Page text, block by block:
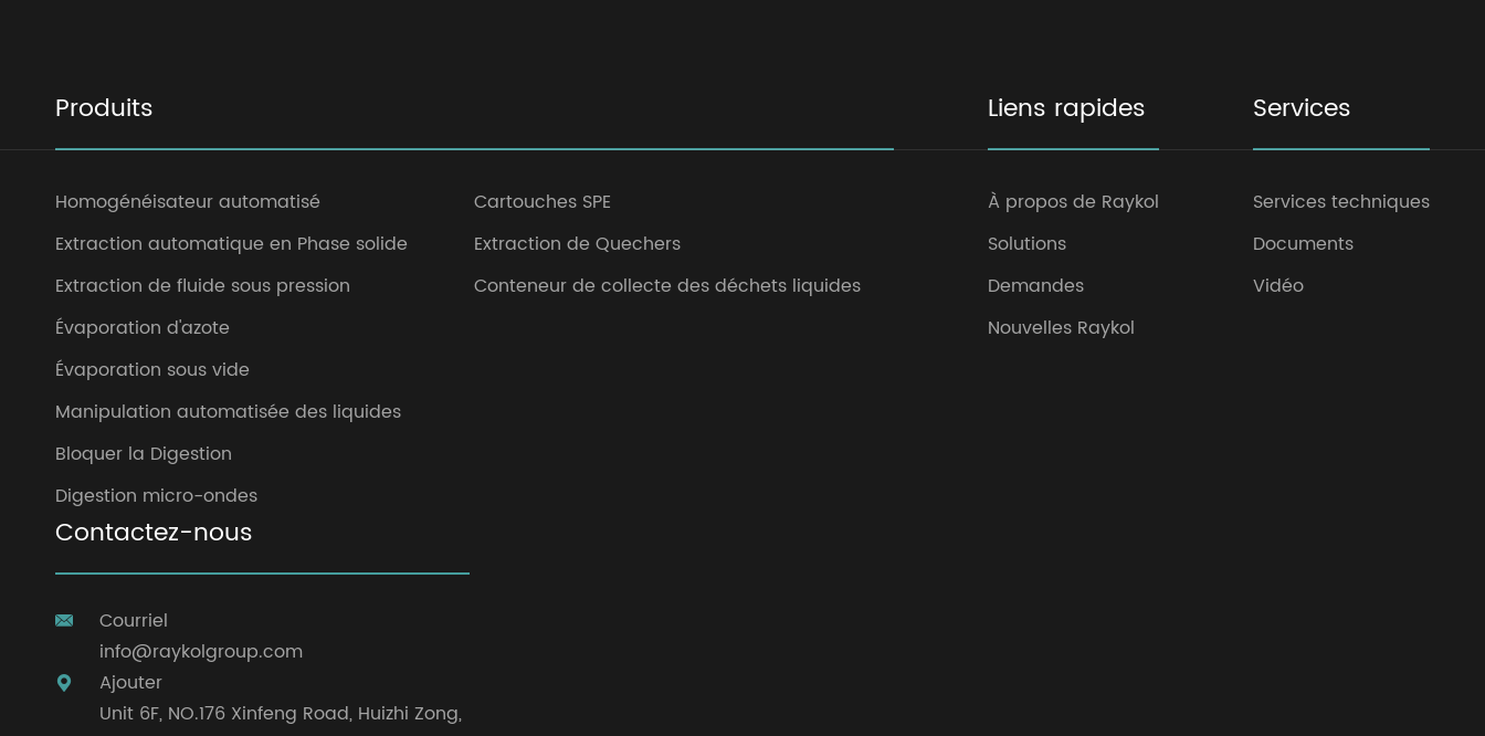
Produits
Homogénéisateur automatisé
Extraction automatique en Phase solide
Extraction de fluide sous pression
Évaporation d'azote
Évaporation sous vide
Manipulation automatisée des liquides
Bloquer la Digestion
Digestion micro-ondes
Cartouches SPE
Extraction de Quechers
Conteneur de collecte des déchets liquides
Liens rapides
À propos de Raykol
Solutions
Demandes
Nouvelles Raykol
Services
Services techniques
Documents
Vidéo
Contactez-nous

Courriel
info@raykolgroup.com

Ajouter
Unit 6F, NO.176 Xinfeng Road, Huizhi Zong,